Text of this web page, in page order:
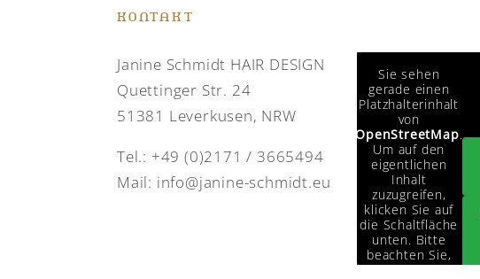
KONTAKT
Janine Schmidt HAIR DESIGN
Quettinger Str. 24
51381 Leverkusen, NRW
Tel.: +49 (0)2171 / 3665494
Mail: info@janine-schmidt.eu
Sie sehen
gerade einen
Platzhalterinhalt
von
OpenStreetMap.
Um auf den
eigentlichen
Inhalt
zuzugreifen,
klicken Sie auf
die Schaltfläche
unten. Bitte
beachten Sie,
dass dabei